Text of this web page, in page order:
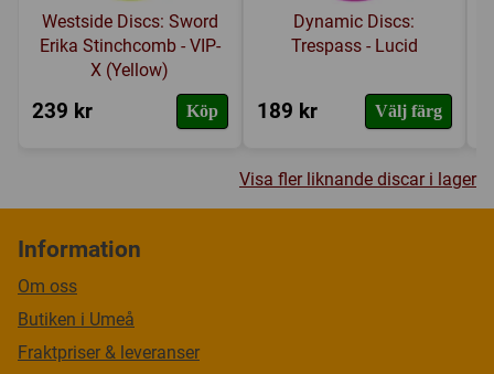
Westside Discs: Sword
Erika Stinchcomb - VIP-
X (Yellow)
239 kr Köp
Dynamic Discs:
Trespass - Lucid
189 kr Välj färg
Visa fler liknande discar i lager
Information
Om oss
Butiken i Umeå
Fraktpriser & leveranser